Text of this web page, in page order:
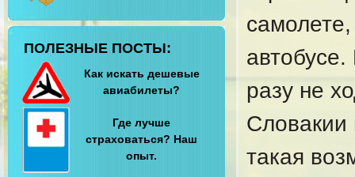
ПОЛЕЗНЫЕ ПОСТЫ:
Как искать дешевые
авиабилеты?
Где лучше
страховаться? Наш
опыт.
разу не
Словакии
такая